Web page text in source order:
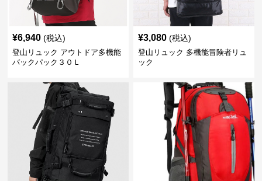
¥6,940 (税込)
登山リュック アウトドア多機能
バックパック３０Ｌ
¥3,080 (税込)
登山リュック 多機能冒険者リュ
ック